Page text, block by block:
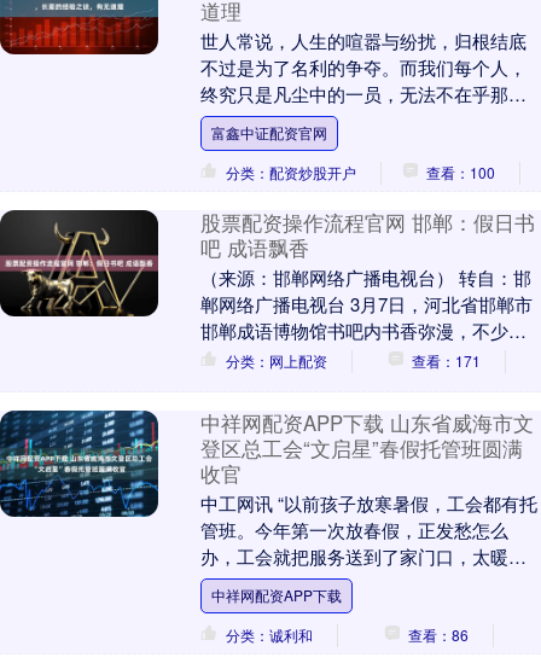
道理
世人常说，人生的喧嚣与纷扰，归根结底
不过是为了名利的争夺。而我们每个人，
终究只是凡尘中的一员，无法不在乎那些
外在的诱惑。毕竟，人的生存离不开金
钱，它是生活的根本....
富鑫中证配资官网
分类：配资炒股开户
查看：100
股票配资操作流程官网 邯郸：假日书
吧 成语飘香
（来源：邯郸网络广播电视台） 转自：邯
郸网络广播电视台 3月7日，河北省邯郸市
邯郸成语博物馆书吧内书香弥漫，不少市
民来此度过周末时光。现场工作人员通过
分类：网上配资 查看：171
中祥网配资APP下载 山东省威海市文
登区总工会“文启星”春假托管班圆满
收官
中工网讯 “以前孩子放寒暑假，工会都有托
管班。今年第一次放春假，正发愁怎么
办，工会就把服务送到了家门口，太暖心
了！”日前，山东省威海市文登区首个“文启
星”春假托....
中祥网配资APP下载
分类：诚利和
查看：86